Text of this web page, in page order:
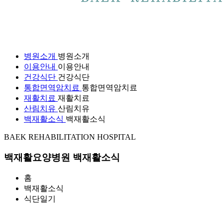
병원소개 병원소개
이용안내 이용안내
건강식단 건강식단
통합면역암치료 통합면역암치료
재활치료 재활치료
산림치유 산림치유
백재활소식 백재활소식
BAEK REHABILITATION HOSPITAL
백재활요양병원 백재활소식
홈
백재활소식
식단일기